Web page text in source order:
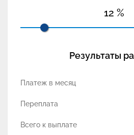
12 %
Результаты
Платеж в месяц
Переплата
Всего к выплате